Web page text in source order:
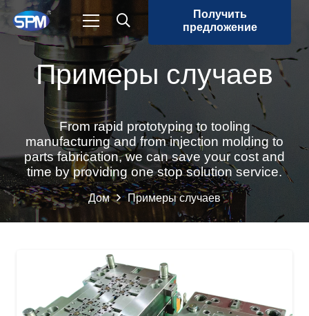
Получить
предложение
Примеры случаев
From rapid prototyping to tooling
manufacturing and from injection molding to
parts fabrication, we can save your cost and
time by providing one stop solution service.
Дом Примеры случаев